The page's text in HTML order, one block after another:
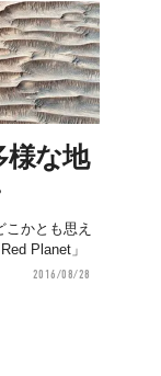
様な地
かとも思え
Planet」
2016/08/28